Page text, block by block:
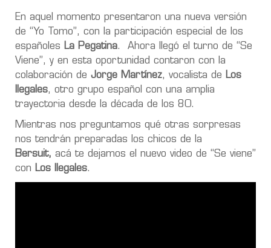
En aquel momento presentaron una nueva versión
de “Yo Tomo”, con la participación especial de los
españoles La Pegatina. Ahora llegó el turno de “Se
Viene”, y en esta oportunidad contaron con la
colaboración de Jorge Martínez, vocalista de Los
Ilegales, otro grupo español con una amplia
trayectoria desde la década de los 80.
Mientras nos preguntamos qué otras sorpresas
nos tendrán preparadas los chicos de la
Bersuit, acá te dejamos el nuevo video de “Se viene”
con Los Ilegales.